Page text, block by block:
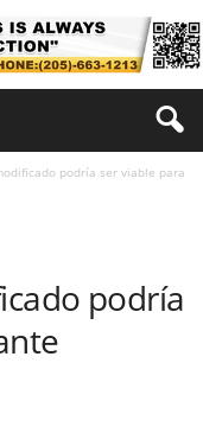
podría ser viable para
podría